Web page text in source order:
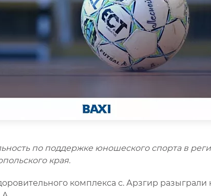
по поддержке юношеского спорта в
края.
комплекса с. Арзгир